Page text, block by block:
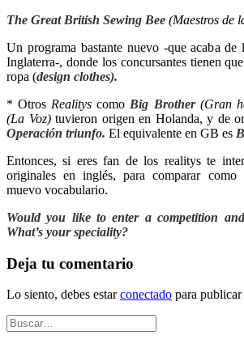
The Great British Sewing Bee (Maestros de
Un programa bastante nuevo -que acaba de
Inglaterra-, donde los concursantes tienen
ropa (design clothes).
* Otros Realityscomo Big Brother (Gran
(La Voz) tuvieron origen en Holanda, y de
Operación triunfo. El equivalente en GB es
Entonces, si eres fan de los realitys te
originales en inglés, para comparar
muevo vocabulario.
Would you like to enter a competition
What’s your speciality?
Deja tu comentario
Lo siento, debes estarconectado para